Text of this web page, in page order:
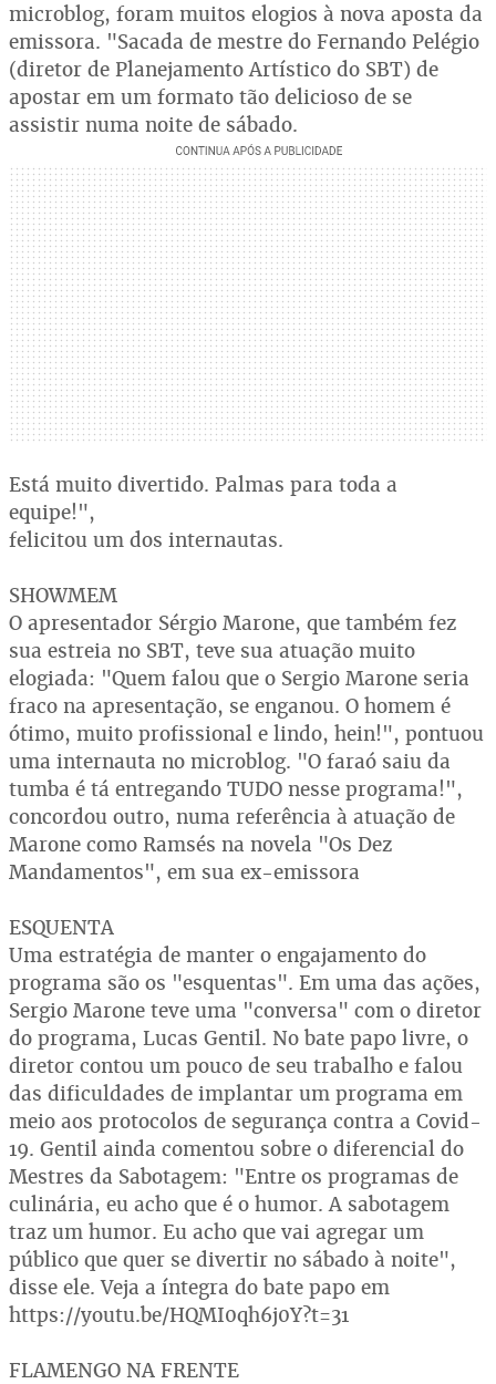
microblog, foram muitos elogios à nova aposta da
emissora. "Sacada de mestre do Fernando Pelégio
(diretor de Planejamento Artístico do SBT) de
apostar em um formato tão delicioso de se
assistir numa noite de sábado.
Está muito divertido. Palmas para toda a
equipe!",
felicitou um dos internautas.
SHOWMEM
O apresentador Sérgio Marone, que também fez
sua estreia no SBT, teve sua atuação muito
elogiada: "Quem falou que o Sergio Marone seria
fraco na apresentação, se enganou. O homem é
ótimo, muito profissional e lindo, hein!", pontuou
uma internauta no microblog. "O faraó saiu da
tumba é tá entregando TUDO nesse programa!",
concordou outro, numa referência à atuação de
Marone como Ramsés na novela "Os Dez
Mandamentos", em sua ex-emissora
ESQUENTA
Uma estratégia de manter o engajamento do
programa são os "esquentas". Em uma das ações,
Sergio Marone teve uma "conversa" com o diretor
do programa, Lucas Gentil. No bate papo livre, o
diretor contou um pouco de seu trabalho e falou
das dificuldades de implantar um programa em
meio aos protocolos de segurança contra a Covid-
19. Gentil ainda comentou sobre o diferencial do
Mestres da Sabotagem: "Entre os programas de
culinária, eu acho que é o humor. A sabotagem
traz um humor. Eu acho que vai agregar um
público que quer se divertir no sábado à noite",
disse ele. Veja a íntegra do bate papo em
https://youtu.be/HQMI0qh6j0Y?t=31
FLAMENGO NA FRENTE